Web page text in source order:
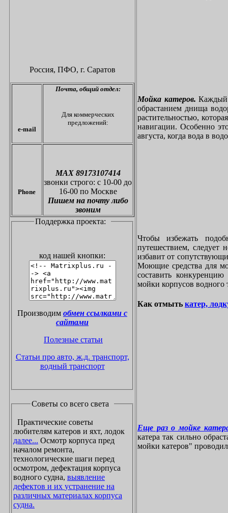
Россия, ПФО, г. Саратов
e-mail
Почта, общий отдел:
Для коммерческих
предложений:
Phone
МАХ 89173107414
звонки строго: с 10-00 до
16-00 по Москве
Пишем на почту либо
звоним
Поддержка проекта:
код нашей кнопки:
Производим обмен ссылками с
сайтами
Полезные статьи
Статьи про авто, ж.д. транспорт,
водный транспорт
Советы со всего света
Практические советы
любителям катеров и яхт, лодок
далее... Осмотр корпуса пред
началом ремонта,
технологические шаги перед
осмотром, дефектация корпуса
водного судна, выявление
дефектов и их устранение на
различных материалах корпуса
судна.
Мойка катеров. Каждый
обрастанием днища
растительностью,
навигации. Особенно
августа, когда вода в
Чтобы избежать
путешествием, следует
избавит от
Моющие средства для
составить
мойки корпусов водного
Как отмыть катер,
Еще раз о мойке
катера так сильно
мойки катеров"